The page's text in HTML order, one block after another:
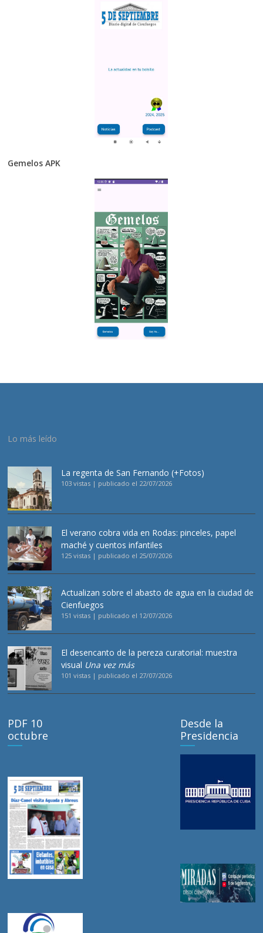
Gemelos APK
Lo más leído
La regenta de San Fernando (+Fotos)
103 vistas | publicado el 22/07/2026
El verano cobra vida en Rodas: pinceles, papel
maché y cuentos infantiles
125 vistas | publicado el 25/07/2026
Actualizan sobre el abasto de agua en la ciudad de
Cienfuegos
151 vistas | publicado el 12/07/2026
El desencanto de la pereza curatorial: muestra
visual Una vez más
101 vistas | publicado el 27/07/2026
PDF 10
octubre
Desde la
Presidencia